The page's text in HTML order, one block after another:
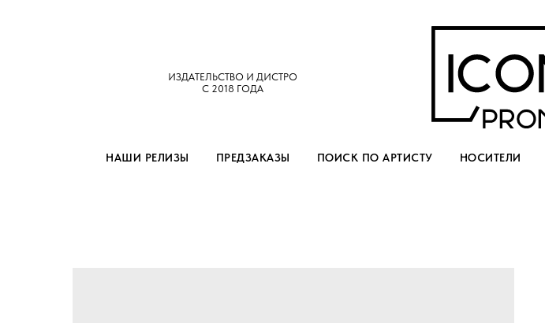
ИЗДАТЕЛЬСТВО И ДИСТРО
С 2018 ГОДА
НАШИ РЕЛИЗЫ ПРЕДЗАКАЗЫ ПОИСК ПО АРТИСТУ НОСИТЕЛИ